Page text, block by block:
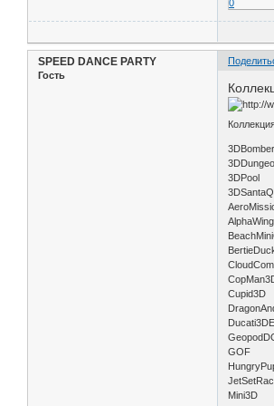
0
SPEED DANCE PARTY
Гость
3DPool
Cupid3D
GOF
Mini3D